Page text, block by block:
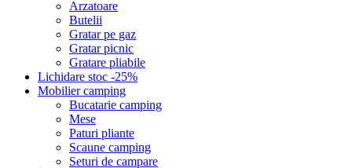
Arzatoare
Butelii
Gratar pe gaz
Gratar picnic
Gratare pliabile
Lichidare stoc -25%
Mobilier camping
Bucatarie camping
Mese
Paturi pliante
Scaune camping
Seturi de campare